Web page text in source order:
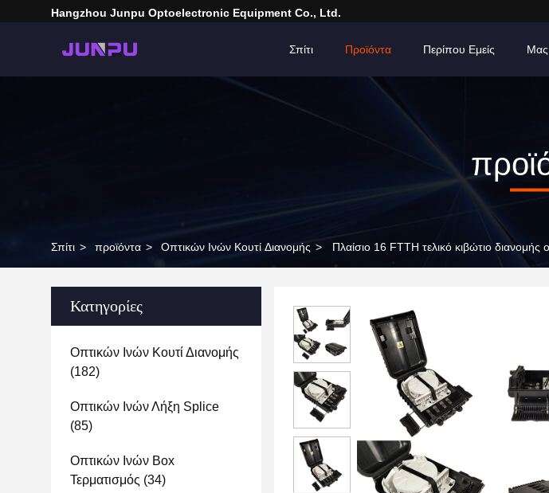
Hangzhou Junpu Optoelectronic Equipment Co., Ltd.
Σπίτι Προϊόντα Περίπου Εμείς
Σπίτι > προϊόντα > Οπτικών Ινών Κουτί Διανομής > Πλαίσιο 16 FTTH τελικό κιβώτιο
Κατηγορίες
Οπτικών Ινών Κουτί Διανομής
(182)
Οπτικών Ινών Λήξη Splice
(85)
Οπτικών Ινών Box
Τερματισμός (34)